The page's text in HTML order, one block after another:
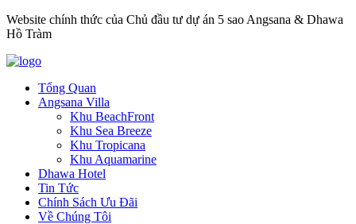
Website chính thức của Chủ đầu tư dự án 5 sao Angsana & Dhawa
Hồ Tràm
Tổng Quan
Angsana Villa
Khu BeachFront
Khu Sea Breeze
Khu Tropicana
Khu Aquamarine
Dhawa Hotel
Tin Tức
Chính Sách Ưu Đãi
Về Chúng Tôi